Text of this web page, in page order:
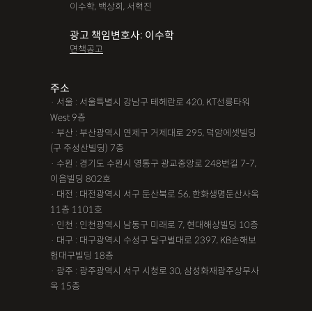
이수학, 백상희, 서혁진
광고 책임변호사: 이수학
면책공고
주소
· 서울 : 서울특별시 강남구 테헤란로 420, KT선릉타워
West 9층
· 부산 : 부산광역시 연제구 거제대로 295, 덕암에셋빌딩
(구 주성산빌딩) 7층
· 수원 : 경기도 수원시 영통구 광교중앙로 248번길 7-7,
이음빌딩 802호
· 대전 : 대전광역시 서구 둔산북로 56, 한화생명둔산사옥
11층 1101호
· 인천 : 인천광역시 남동구 미래로 7, 현대해상빌딩 10층
· 대구 : 대구광역시 수성구 달구벌대로 2397, KB손해보
험대구빌딩 18층
· 광주 : 광주광역시 서구 시청로 30, 삼성화재광주상무사
옥 15층